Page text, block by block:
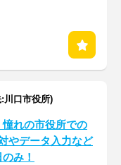
川口市役所)
憧れの市役所での
やデータ入力など
み！